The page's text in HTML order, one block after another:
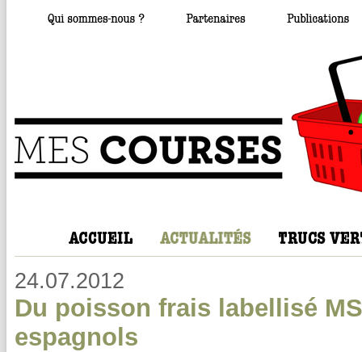
24.07.2012
Du poisson frais labellisé
espagnols